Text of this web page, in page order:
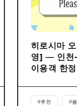
히로시마
영] ― 인천-
이용객 한
#추천 #봄